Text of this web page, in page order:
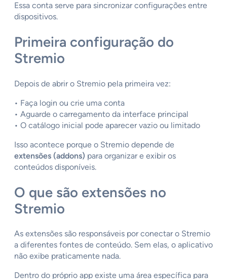
Essa conta serve para sincronizar configurações entre
dispositivos.
Primeira configuração do
Stremio
Depois de abrir o Stremio pela primeira vez:
• Faça login ou crie uma conta
• Aguarde o carregamento da interface principal
• O catálogo inicial pode aparecer vazio ou limitado
Isso acontece porque o Stremio depende de
extensões (addons) para organizar e exibir os
conteúdos disponíveis.
O que são extensões no
Stremio
As extensões são responsáveis por conectar o Stremio
a diferentes fontes de conteúdo. Sem elas, o aplicativo
não exibe praticamente nada.
Dentro do próprio app existe uma área específica para